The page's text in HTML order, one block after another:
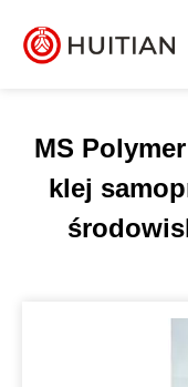
MS
klej